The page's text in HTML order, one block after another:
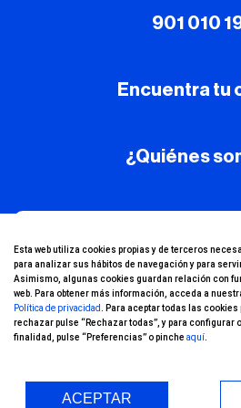
901 010
Encuentra tu
¿Quiénes
Esta web utiliza cookies propias y de terceros
para analizar sus hábitos de navegación y para
Asimismo, algunas cookies guardan relación con
web. Para obtener más información, acceda a
Política de privacidad
. Para aceptar todas las
rechazar pulse “Rechazar todas”, y para configurar
finalidad, pulse “Preferencias” o pinche aquí
ACEPTAR